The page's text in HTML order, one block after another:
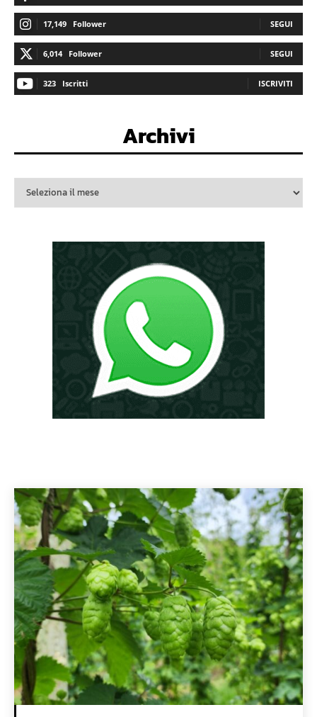
17,149 Follower SEGUI
6,014 Follower SEGUI
323 Iscritti ISCRIVITI
Archivi